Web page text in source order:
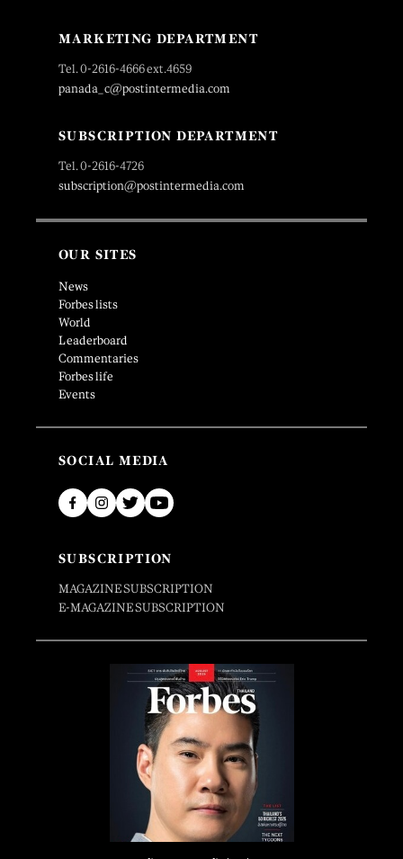
MARKETING DEPARTMENT
Tel. 0-2616-4666 ext.4659
panada_c@postintermedia.com
SUBSCRIPTION DEPARTMENT
Tel. 0-2616-4726
subscription@postintermedia.com
OUR SITES
News
Forbes lists
World
Leaderboard
Commentaries
Forbes life
Events
SOCIAL MEDIA
SUBSCRIPTION
MAGAZINE SUBSCRIPTION
E-MAGAZINE SUBSCRIPTION